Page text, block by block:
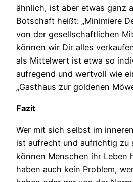
ähnlich, ist aber etwas ganz
Botschaft heißt: „Minimiere
von der gesellschaftlichen
können wir Dir alles
als Mittelwert ist etwa so
aufregend und wertvoll wie
„Gasthaus zur goldenen
Fazit
Wer mit sich selbst im
ist aufrecht und aufrichtig zu
können Menschen ihr Leben
haben auch kein Problem,